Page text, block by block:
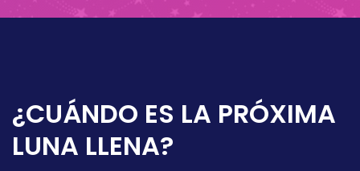
¿CUÁNDO ES LA PRÓXIMA
LUNA LLENA?